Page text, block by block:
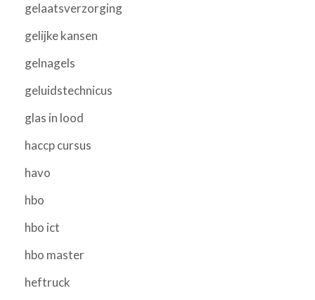
gelaatsverzorging
gelijke kansen
gelnagels
geluidstechnicus
glas in lood
haccp cursus
havo
hbo
hbo ict
hbo master
heftruck